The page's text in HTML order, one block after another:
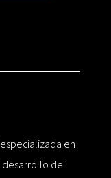
en
del